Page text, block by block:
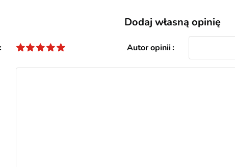
Dodaj własną opinię
Autor opinii